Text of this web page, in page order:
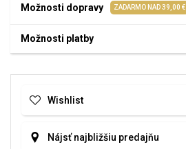
Možnosti dopravy ZADARMO NAD 39,00 €
Možnosti platby
Wishlist
Nájsť najbližšiu predajňu